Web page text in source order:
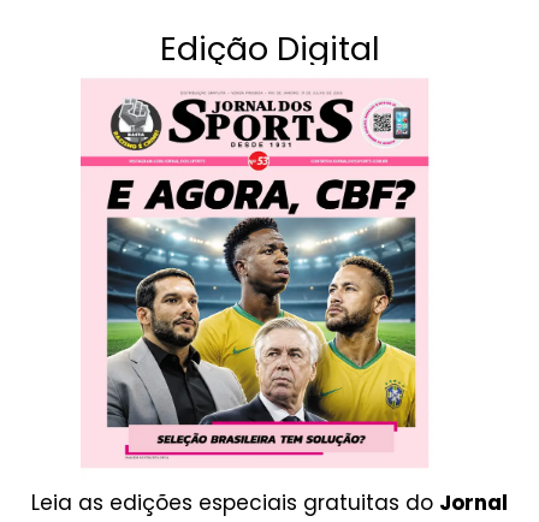
Edição Digital
Leia as edições especiais gratuitas do Jornal